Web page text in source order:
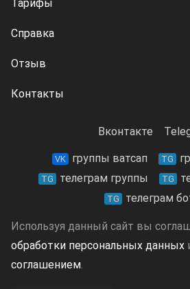
Тарифы
Справка
Отзыв
Контакты
Вконтакте
VK группы ватсап TG
TG телеграм группы TG
TG телеграм
Используя данный сайт вы
обработки персональных данных
соглашением